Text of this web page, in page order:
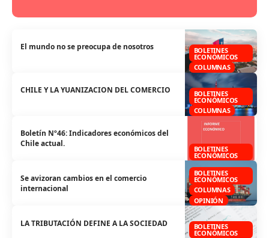
BOLETINES
ECONÓMICOS
COLUMNAS
El mundo no se preocupa de nosotros
BOLETINES
ECONÓMICOS
COLUMNAS
CHILE Y LA YUANIZACION DEL COMERCIO
BOLETINES
ECONÓMICOS
Boletín Nº46: Indicadores económicos del
Chile actual.
BOLETINES
ECONÓMICOS
COLUMNAS
OPINIÓN
Se avizoran cambios en el comercio
internacional
BOLETINES
ECONÓMICOS
LA TRIBUTACIÓN DEFINE A LA SOCIEDAD